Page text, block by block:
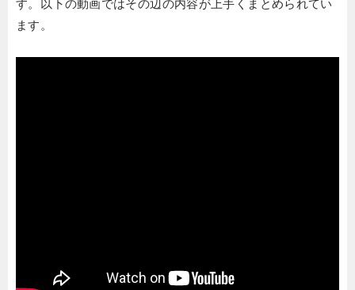
す。以下の動画ではその辺の内容が上手くまとめられてい
ます。